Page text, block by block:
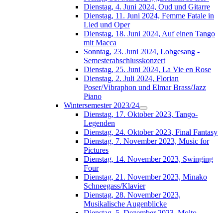
Dienstag, 4. Juni 2024, Oud und Gitarre
Dienstag, 11. Juni 2024, Femme Fatale in
Lied und Oper
Dienstag, 18. Juni 2024, Auf einen Tango
mit Macca
Sonntag, 23. Juni 2024, Lobgesang -
Semesterabschlusskonzert
Dienstag, 25. Juni 2024, La Vie en Rose
Dienstag, 2. Juli 2024, Florian
Poser/Vibraphon und Elmar Brass/Jazz
Piano
Wintersemester 2023/24
Dienstag, 17. Oktober 2023, Tango-
Legenden
Dienstag, 24. Oktober 2023, Final Fantasy
Dienstag, 7. November 2023, Music for
Pictures
Dienstag, 14. November 2023, Swinging
Four
Dienstag, 21. November 2023, Minako
Schneegass/Klavier
Dienstag, 28. November 2023,
Musikalische Augenblicke